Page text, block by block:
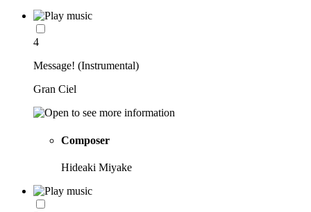
4
Message! (Instrumental)
Gran Ciel
Composer
Hideaki Miyake